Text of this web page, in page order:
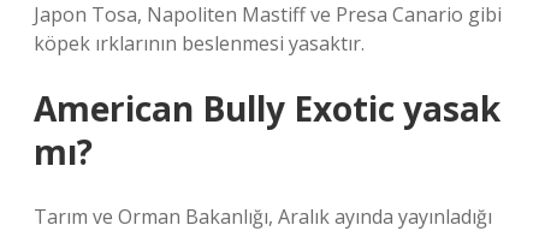
Japon Tosa, Napoliten Mastiff ve Presa Canario gibi
köpek ırklarının beslenmesi yasaktır.
American Bully Exotic yasak
mı?
Tarım ve Orman Bakanlığı, Aralık ayında yayınladığı